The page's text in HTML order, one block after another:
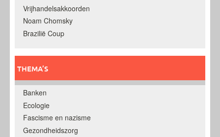
Vrijhandelsakkoorden
Noam Chomsky
Brazilië Coup
THEMA’S
Banken
Ecologie
Fascisme en nazisme
Gezondheidszorg